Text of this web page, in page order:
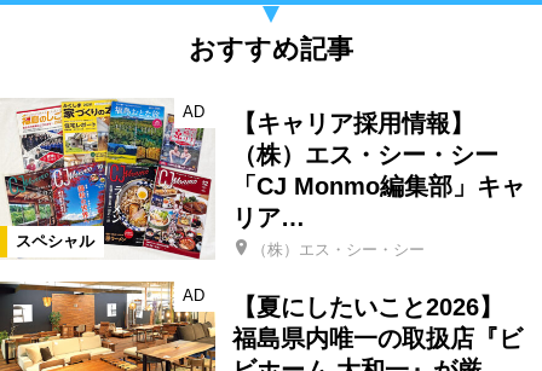
おすすめ記事
スペシャル
AD
【キャリア採用情報】
（株）エス・シー・シー
「CJ Monmo編集部」キャ
リア…
（株）エス・シー・シー
AD
【夏にしたいこと2026】
福島県内唯一の取扱店『ビ